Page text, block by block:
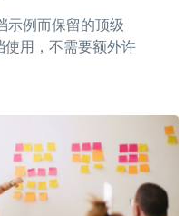
示例而保留的顶级
用，不需要额外许